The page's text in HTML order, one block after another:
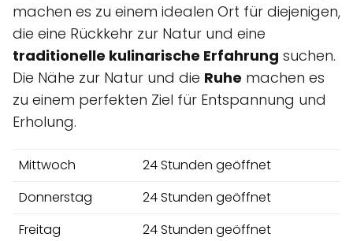
machen es zu einem idealen Ort für diejenigen,
die eine Rückkehr zur Natur und eine
traditionelle kulinarische Erfahrung suchen.
Die Nähe zur Natur und die Ruhe machen es
zu einem perfekten Ziel für Entspannung und
Erholung.
Mittwoch
24 Stunden geöffnet
Donnerstag
24 Stunden geöffnet
Freitag
24 Stunden geöffnet